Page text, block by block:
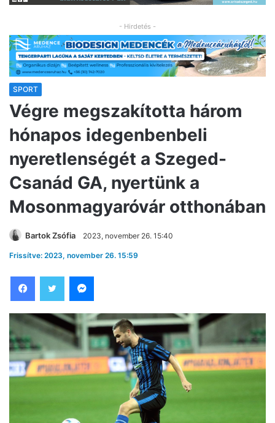
- Hirdetés -
SPORT
Végre megszakította három
hónapos idegenbenbeli
nyeretlenségét a Szeged-
Csanád GA, nyertünk a
Mosonmagyaróvár otthonában
Bartok Zsófia 2023, november 26. 15:40
Frissítve: 2023, november 26. 15:59